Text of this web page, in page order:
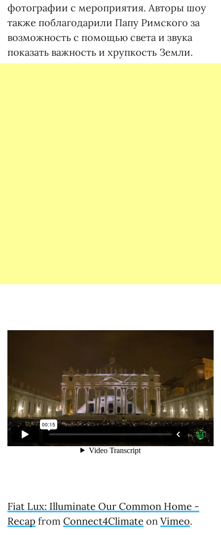
фотографии с мероприятия. Авторы шоу
также поблагодарили Папу Римского за
возможность с помощью света и звука
показать важность и хрупкость Земли.
Fiat Lux: Illuminate Our Common Home -
Recap from Connect4Climate on Vimeo.